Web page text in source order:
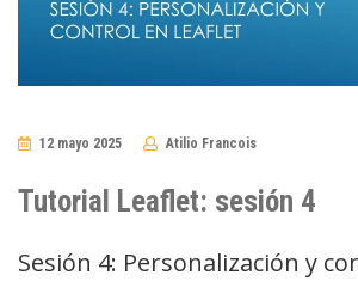
12 mayo 2025 Atilio Francois
Tutorial Leaflet: sesión 4
Sesión 4: Personalización y